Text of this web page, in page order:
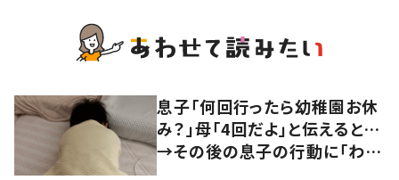
息子「何回行ったら幼稚園お休
み？」母「4回だよ」と伝えると…
→その後の息子の行動に「わか